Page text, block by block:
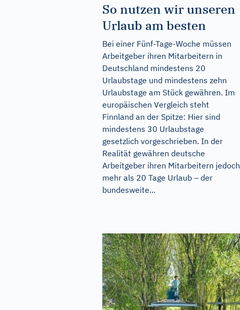
So nutzen wir unseren
Urlaub am besten
Bei einer Fünf-Tage-Woche müssen
Arbeitgeber ihren Mitarbeitern in
Deutschland mindestens 20
Urlaubstage und mindestens zehn
Urlaubstage am Stück gewähren. Im
europäischen Vergleich steht
Finnland an der Spitze: Hier sind
mindestens 30 Urlaubstage
gesetzlich vorgeschrieben. In der
Realität gewähren deutsche
Arbeitgeber ihren Mitarbeitern jedoch
mehr als 20 Tage Urlaub – der
bundesweite...